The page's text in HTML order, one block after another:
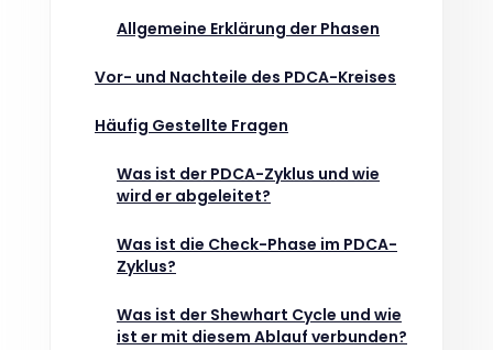
Allgemeine Erklärung der Phasen
Vor- und Nachteile des PDCA-Kreises
Häufig Gestellte Fragen
Was ist der PDCA-Zyklus und wie
wird er abgeleitet?
Was ist die Check-Phase im PDCA-
Zyklus?
Was ist der Shewhart Cycle und wie
ist er mit diesem Ablauf verbunden?